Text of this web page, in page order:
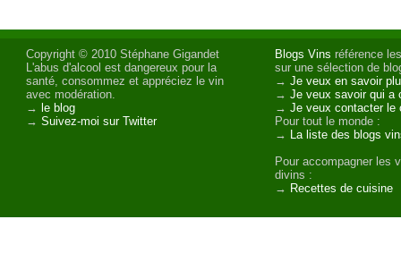
Copyright © 2010 Stéphane Gigandet
L'abus d'alcool est dangereux pour la
santé, consommez et appréciez le vin
avec modération.
→ le blog
→Suivez-moi sur Twitter
Blogs Vins référence
sur une sélection de
→Je veux en savoir
→Je veux savoir qui a
→Je veux contacter le
Pour tout le monde :
→
La liste des blogs
Pour accompagner les
divins :
→ Recettes de cuisine